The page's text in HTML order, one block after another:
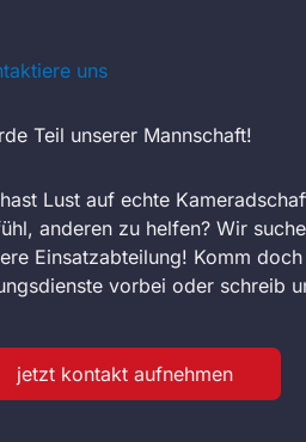
uns
Teil unserer Mannschaft!
Lust auf echte
anderen zu helfen? Wir
Einsatzabteilung! Komm
vorbei oder schreib
jetzt kontakt aufnehmen